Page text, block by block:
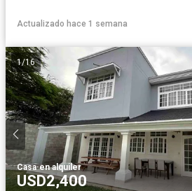
Actualizado hace 1 semana
1/16
Casa·en alquiler
USD2,400